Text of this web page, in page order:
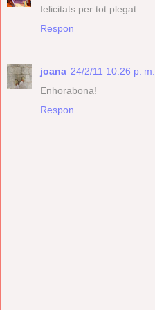
felicitats per tot plegat
Respon
joana 24/2/11 10:26 p. m.
Enhorabona!
Respon